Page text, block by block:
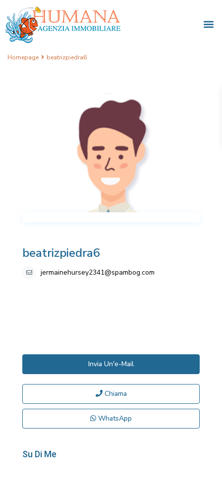
Homepage beatrizpiedra6
beatrizpiedra6
jermainehursey2341@spambog.com
Invia Un'e-Mail
Chiama
WhatsApp
Su Di Me